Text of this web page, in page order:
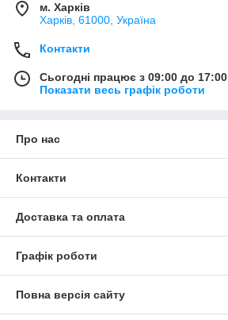
м. Харків
Харків, 61000, Україна
Контакти
Сьогодні працює з 09:00 до 17:00
Показати весь графік роботи
Про нас
Контакти
Доставка та оплата
Графік роботи
Повна версія сайту